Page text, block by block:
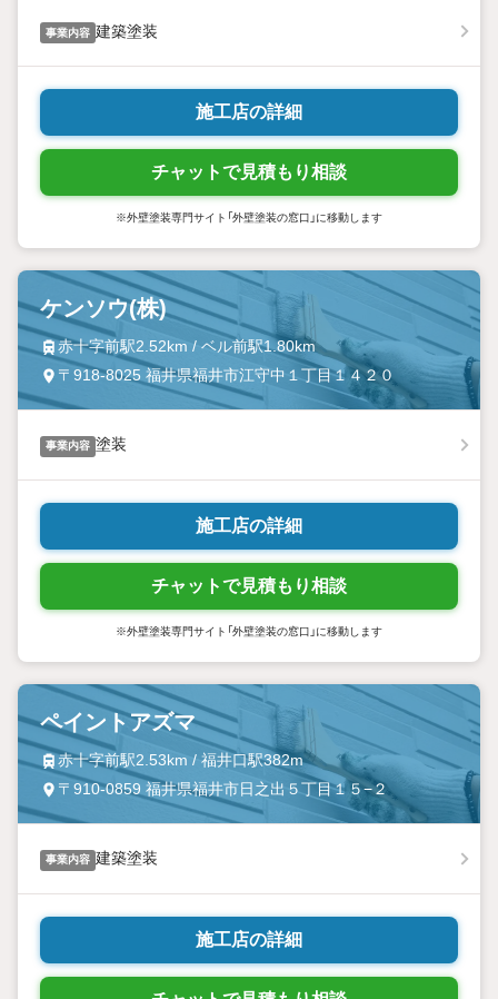
事業内容 建築塗装
施工店の詳細
チャットで見積もり相談
※外壁塗装専門サイト「外壁塗装の窓口」に移動します
ケンソウ(株)
赤十字前駅2.52km / ベル前駅1.80km
〒918-8025 福井県福井市江守中１丁目１４２０
事業内容 塗装
施工店の詳細
チャットで見積もり相談
※外壁塗装専門サイト「外壁塗装の窓口」に移動します
ペイントアズマ
赤十字前駅2.53km / 福井口駅382m
〒910-0859 福井県福井市日之出５丁目１５−２
事業内容 建築塗装
施工店の詳細